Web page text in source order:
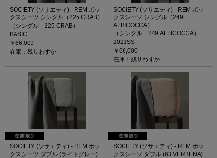
SOCIETY (ソサエティ) - REM ボッ
クスシーツ シングル（225 CRAB）
（シングル 225 CRAB）
BASIC
￥66,000
在庫：残りわずか
SOCIETY (ソサエティ) - REM ボッ
クスシーツ シングル（249
ALBICOCCA）
（シングル 249 ALBICOCCA）
2023SS
￥66,000
在庫：残りわずか
SOCIETY (ソサエティ) - REM ボッ
クスシーツ ダブル (ライトグレー)
SOCIETY (ソサエティ) - REM ボッ
クスシーツ ダブル (63 VERBENA)